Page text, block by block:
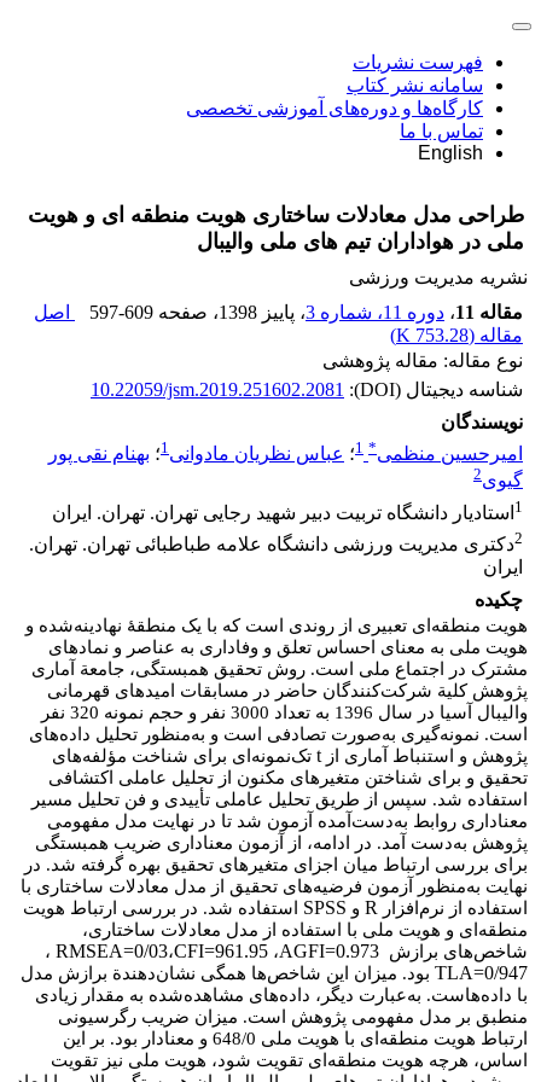
فهرست نشریات
سامانه نشر کتاب
کارگاه‌ها و دوره‌های آموزشی تخصصی
تماس با ما
English
طراحی مدل معادلات ساختاری هویت منطقه ای و هویت
ملی در هواداران تیم های ملی والیبال
نشریه مدیریت ورزشی
مقاله 11
، دوره 11، شماره 3 ، پاییز 1398 ، صفحه 597-609
اصل
مقاله (753.28 K
)
نوع مقاله: مقاله پژوهشی
شناسه دیجیتال (DOI):
10.22059/jsm.2019.251602.2081
نویسندگان
امیرحسین منظمی*
1؛ عباس نظریان مادوانی1؛ بهنام نقی پور
گیوی2
1 استادیار دانشگاه تربیت دبیر شهید رجایی تهران. تهران. ایران
2دکتری مدیریت ورزشی دانشگاه علامه طباطبائی تهران. تهران.
ایران
چکیده
هویت منطقه‌ای تعبیری از روندی است که با یک منطقۀ نهادینه‌شده و
هویت ملی به معنای احساس تعلق و وفاداری به عناصر و نمادهای
مشترک در اجتماع ملی است. روش تحقیق همبستگی، جامعة آماری
پژوهش کلیة شرکت‌کنندگان حاضر در مسابقات امیدهای قهرمانی
والیبال آسیا در سال 1396 به تعداد 3000 نفر و حجم نمونه 320 نفر
است. نمونه‌گیری به‌صورت تصادفی است و به‌منظور تحلیل داده‌های
پژوهش و استنباط آماری از t تک‌نمونه‌ای برای شناخت مؤلفه‌های
تحقیق و برای شناختن متغیرهای مکنون از تحلیل عاملی اکتشافی
استفاده شد. سپس از طریق تحلیل عاملی تأییدی و فن تحلیل مسیر
معناداری روابط به‌دست‌آمده آزمون شد تا در نهایت مدل مفهومی
پژوهش به‌دست آمد. در ادامه، از آزمون معنا‌داری ضریب همبستگی
برای بررسی ارتباط میان اجزای متغیرهای تحقیق بهره گرفته شد. در
نهایت به‌منظور آزمون فرضیه‌های تحقیق از مدل معادلات ساختاری با
استفاده از نرم‌افزار
R و SPSS استفاده شد. در بررسی ارتباط هویت
منطقه‌ای و هویت ملی با استفاده از مدل معادلات ساختاری،
شاخص‌های برازش AGFI=0.973، CFI=961.95،RMSEA=0/03 ،
TLA=0/947 بود. میزان این شاخص‌ها همگی نشان‌دهندة برازش مدل
با داده‌هاست. به‌عبارت دیگر، داده‌های مشاهده‌شده به مقدار زیادی
منطبق بر مدل مفهومی پژوهش است. میزان ضریب رگرسیونی
ارتباط هویت منطقه‌ای با هویت ملی 648/0 و معنا‌دار بود. بر این
اساس، هرچه هویت منطقه‌ای تقویت شود، هویت ملی نیز تقویت